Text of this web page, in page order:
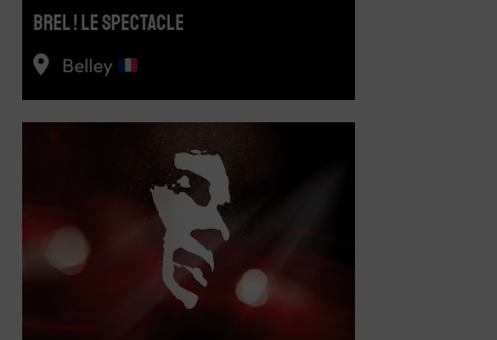
BREL ! LE SPECTACLE
Belley
RÉSERVEZ